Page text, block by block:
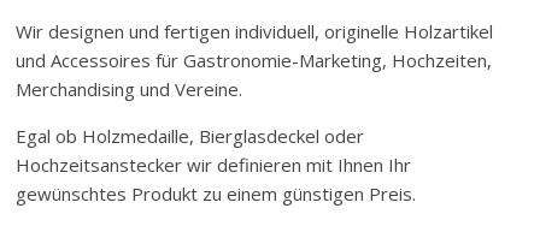
Wir designen und fertigen individuell, originelle Holzartikel
und Accessoires für Gastronomie-Marketing, Hochzeiten,
Merchandising und Vereine.
Egal ob Holzmedaille, Bierglasdeckel oder
Hochzeitsanstecker wir definieren mit Ihnen Ihr
gewünschtes Produkt zu einem günstigen Preis.